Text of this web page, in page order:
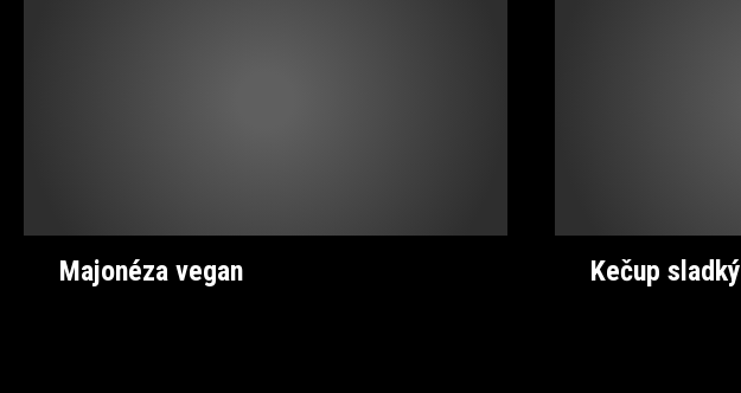
Majonéza vegan Kečup sladký